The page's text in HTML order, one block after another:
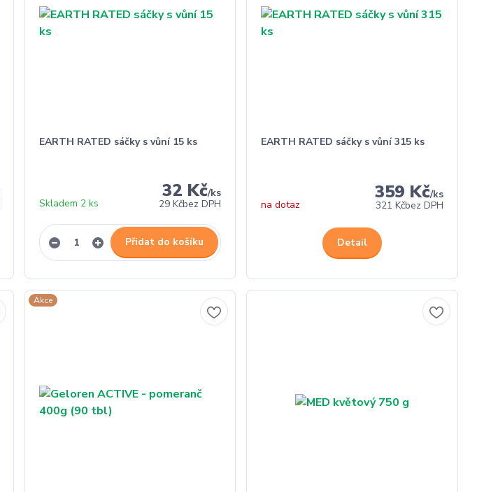
EARTH RATED sáčky s vůní 15 ks
32 Kč/ks
29 Kčbez DPH
Skladem 2 ks
Přidat do košíku
EARTH RATED sáčky s vůní 315 ks
359 Kč/ks
321 Kčbez DPH
na dotaz
Detail
Akce